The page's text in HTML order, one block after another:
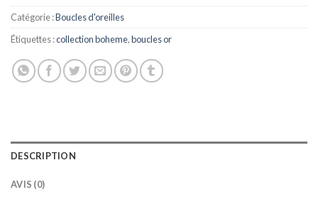
Catégorie :Boucles d'oreilles
Étiquettes :collection boheme,boucles or
DESCRIPTION
AVIS (0)